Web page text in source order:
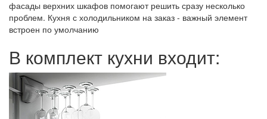
фасады верхних шкафов помогают решить сразу несколько
проблем. Кухня с холодильником на заказ - важный элемент
встроен по умолчанию
В комплект кухни входит: